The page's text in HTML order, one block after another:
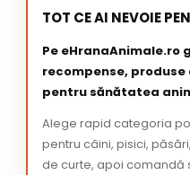
TOT CE AI NEVOIE
Pe eHranaAnimale.ro
recompense,
pentru sănătatea
Alege rapid categoria
pentru câini, pisici,
de curte, apoi comandă